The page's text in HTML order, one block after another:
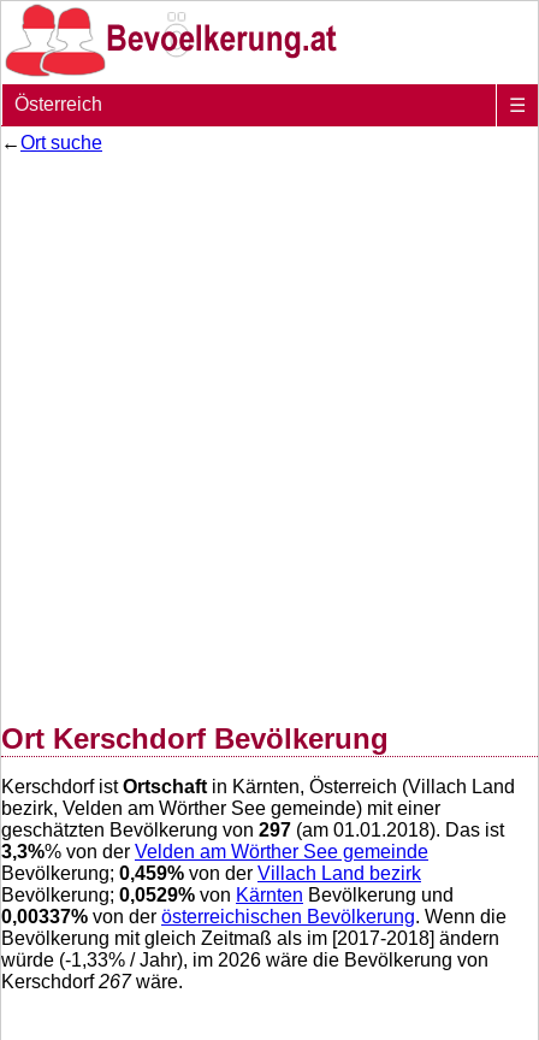
Österreich
☰
←Ort suche
Ort Kerschdorf Bevölkerung
Kerschdorf istOrtschaft in Kärnten, Österreich (Villach Land
bezirk, Velden am Wörther See gemeinde) mit einer
geschätzten Bevölkerung von 297 (am 01.01.2018). Das ist
3,3%% von der Velden am Wörther See gemeinde
Bevölkerung; 0,459% von der Villach Land bezirk
Bevölkerung; 0,0529% von Kärnten Bevölkerung und
0,00337% von der österreichischen Bevölkerung. Wenn die
Bevölkerung mit gleich Zeitmaß als im [2017-2018] ändern
würde (-1,33% / Jahr), im 2026 wäre die Bevölkerung von
Kerschdorf267wäre.